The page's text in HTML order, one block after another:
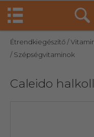
Étrendkiegészítő/
/ Szépségvitaminok
Caleido